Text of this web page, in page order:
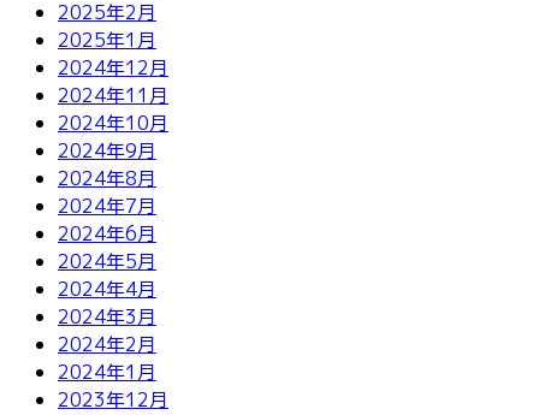
2025年2月
2025年1月
2024年12月
2024年11月
2024年10月
2024年9月
2024年8月
2024年7月
2024年6月
2024年5月
2024年4月
2024年3月
2024年2月
2024年1月
2023年12月